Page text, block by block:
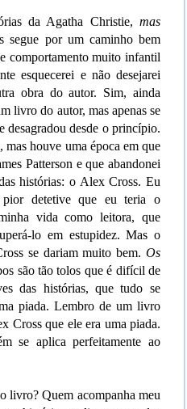
da Agatha Christie, mas
segue por um caminho bem
comportamento muito infantil
esquecerei e não desejarei
obra do autor. Sim, ainda
livro do autor, mas apenas se
desagradou desde o princípio.
mas houve uma época em que
Patterson e que abandonei
histórias: o Alex Cross. Eu
detetive que eu teria o
vida como leitora, que
lo em estupidez. Mas o
se dariam muito bem. Os
são tão tolos que é difícil de
das histórias, que tudo se
piada. Lembro de um livro
Cross que ele era uma piada.
se aplica perfeitamente ao
livro? Quem acompanha meu